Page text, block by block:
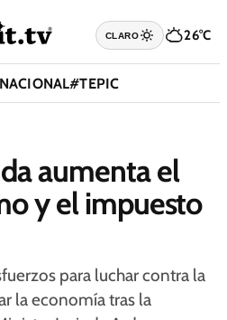
CLARO 26°C
#TEPIC
aumenta el
y el impuesto
para luchar contra la
la economía tras la